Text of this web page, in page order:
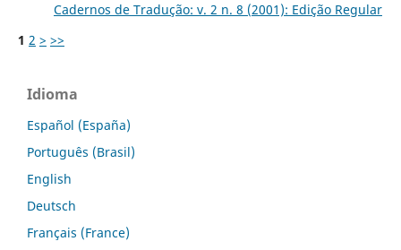
Cadernos de Tradução: v. 2 n. 8 (2001): Edição Regular
1 2 > >>
Idioma
Español (España)
Português (Brasil)
English
Deutsch
Français (France)